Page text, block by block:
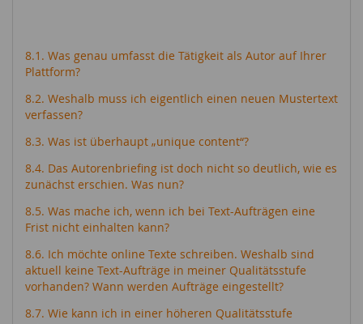
8.1. Was genau umfasst die Tätigkeit als Autor auf Ihrer
Plattform?
8.2. Weshalb muss ich eigentlich einen neuen Mustertext
verfassen?
8.3. Was ist überhaupt „unique content“?
8.4. Das Autorenbriefing ist doch nicht so deutlich, wie es
zunächst erschien. Was nun?
8.5. Was mache ich, wenn ich bei Text-Aufträgen eine
Frist nicht einhalten kann?
8.6. Ich möchte online Texte schreiben. Weshalb sind
aktuell keine Text-Aufträge in meiner Qualitätsstufe
vorhanden? Wann werden Aufträge eingestellt?
8.7. Wie kann ich in einer höheren Qualitätsstufe